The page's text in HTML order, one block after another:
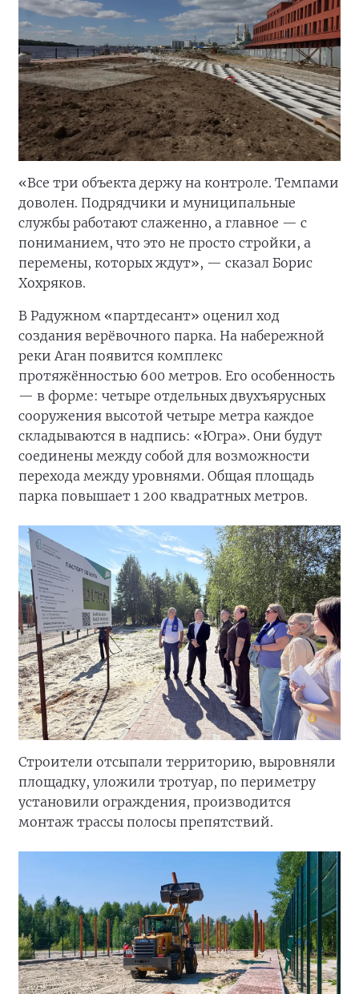
«Все три объекта держу на контроле. Темпами
доволен. Подрядчики и муниципальные
службы работают слаженно, а главное — с
пониманием, что это не просто стройки, а
перемены, которых ждут», — сказал Борис
Хохряков.
В Радужном «партдесант» оценил ход
создания верёвочного парка. На набережной
реки Аган появится комплекс
протяжённостью 600 метров. Его особенность
— в форме: четыре отдельных двухъярусных
сооружения высотой четыре метра каждое
складываются в надпись: «Югра». Они будут
соединены между собой для возможности
перехода между уровнями. Общая площадь
парка повышает 1 200 квадратных метров.
Строители отсыпали территорию, выровняли
площадку, уложили тротуар, по периметру
установили ограждения, производится
монтаж трассы полосы препятствий.